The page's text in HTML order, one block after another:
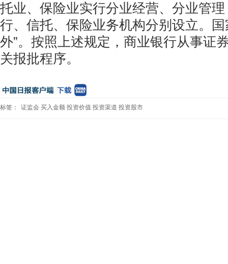
托业、保险业实行分业经营、分业管
行、信托、保险业务机构分别设立。
外”。按照上述规定，商业银行从事证
关报批程序。
标签： 证监会 买入金额 投资价值 投资渠道 投资股市